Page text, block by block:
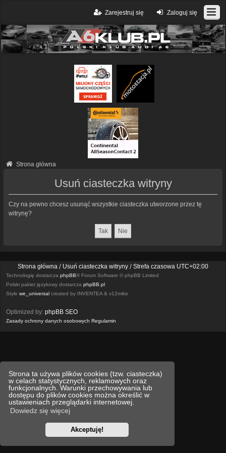
Strona ta używa plików cookies (tzw. ciasteczka)
w celach statystycznych, reklamowych oraz
funkcjonalnych. Warunki przechowywania lub
dostępu do plików cookies można określić w
ustawieniach przeglądarki internetowej.
Dowiedz się więcej
Akceptuję!
Zaloguj się
Zarejestruj się
Strona główna
Usuń ciasteczka witryny
Czy na pewno chcesz usunąć wszystkie ciasteczka utworzone przez tę
witrynę?
Strona główna Usuń ciasteczka witryny Strefa czasowa UTC+02:00
Technologię dostarcza phpBB® Forum Software © phpBB Limited
Polski pakiet językowy dostarcza phpBB.pl
Style we_universal created by INVENTEA & v12mike
Optimized by: phpBB SEO
Zasady ochrony danych osobowych Regulamin